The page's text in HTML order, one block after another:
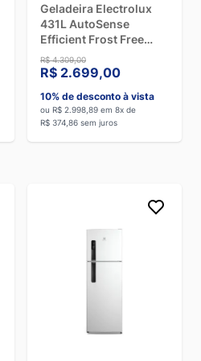
geladeira certo, fique atento aos
famílias maiores, opte por
de 500 litros.
como dispenser de água
garrafas e mais.
tamanho e funcionalidades.
geladeira em promoção e
Geladeira Electrolux
431L AutoSense
Efficient Frost Free
TF70 Branco - 110V
R$ 4.309,00
R$ 2.699,00
10% de desconto à vista
ou R$ 2.998,89 em 8x de
R$ 374,86 sem juros